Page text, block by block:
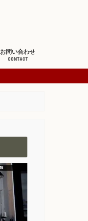
お問い合わせ
CONTACT